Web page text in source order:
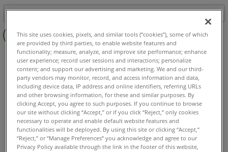
PDF
と
し
て
目次
ダ
3Dレーザースキャナ Focus Core Focus Premium
Focus Premium Max Focus S Focus S Plus Focus M
Focus3D Focus3D X Focus3D X HDR Focus3D S
イタリア語 コリアン スペイン語 ドイツ語 フランス語
ポルトガル語 中国語 日本語 英語
This site uses cookies, pixels, and similar tools (“cookies”), some of which
are provided by third parties, to enable website features and
functionality; measure, analyze, and improve site performance; enhance
user experience; record user sessions and interactions; personalize
content; and support our advertising and marketing. We and our third-
party vendors may monitor, record, and access information and data,
including device data, IP address and online identifiers, referring URLs
and other browsing information, for these and similar purposes. By
clicking Accept, you agree to such purposes. If you continue to browse
our site without clicking “Accept,” or if you click “Reject,” only cookies
necessary to operate and enable default website features and
functionalities will be deployed. By using this site or clicking “Accept,”
“Reject,” or “Manage Preferences” you acknowledge and agree to our
Privacy Policy available through the link in the footer of this website,